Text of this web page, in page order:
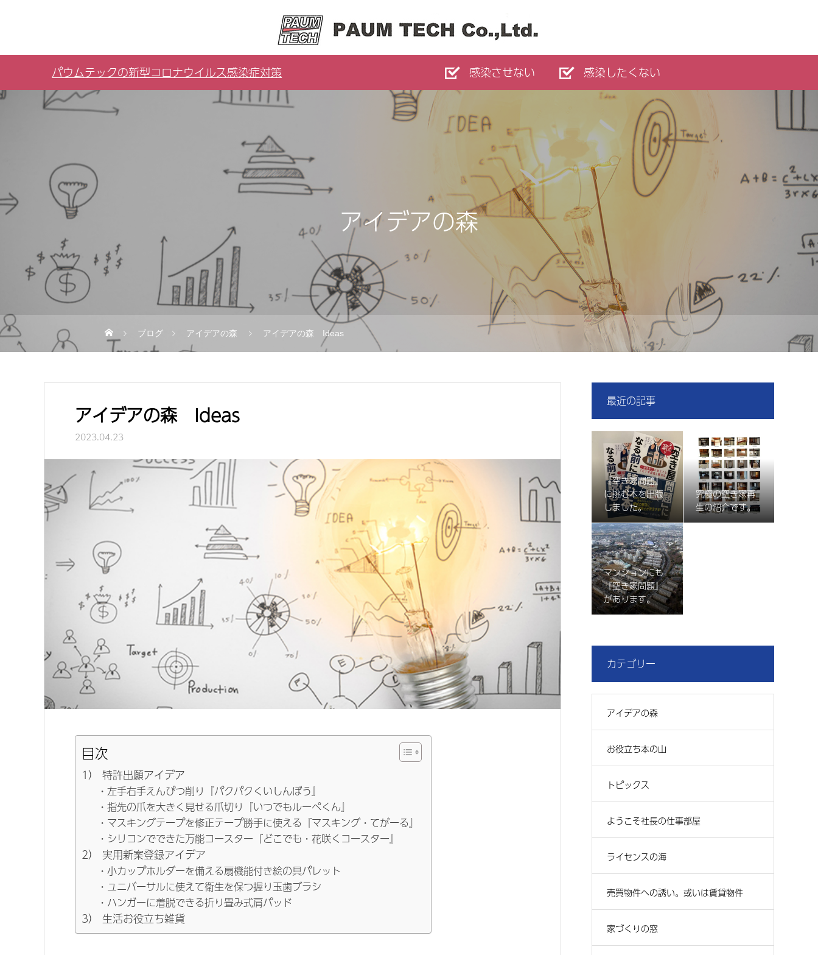
パウムテックの新型コロナウイルス感染症対策 感染させない 感染したくない
アイデアの森
ブログ アイデアの森 アイデアの森 Ideas
アイデアの森 Ideas
2023.04.23
目次
1） 特許出願アイデア
・左手右手えんぴつ削り『パクパクくいしんぼう』
・指先の爪を大きく見せる爪切り『いつでもルーペくん』
・マスキングテープを修正テープ勝手に使える『マスキング・てがーる』
・シリコンでできた万能コースター『どこでも・花咲くコースター』
2） 実用新案登録アイデア
・小カップホルダーを備える扇機能付き絵の具パレット
・ユニバーサルに使えて衛生を保つ握り玉歯ブラシ
・ハンガーに着脱できる折り畳み式肩パッド
3） 生活お役立ち雑貨
最近の記事
『空き家問題』
に挑む本を出版
しました。
究極の空き家再
生の紹介です。
マンションにも
『空き家問題』
があります。
カテゴリー
アイデアの森
お役立ち本の山
トピックス
ようこそ社長の仕事部屋
ライセンスの海
売買物件への誘い。或いは賃貸物件
家づくりの窓